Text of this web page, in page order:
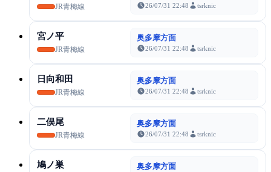
JR青梅線 26/07/31 22:48 tsrknic
宮ノ平
JR青梅線
奥多摩方面
26/07/31 22:48 tsrknic
日向和田
JR青梅線
奥多摩方面
26/07/31 22:48 tsrknic
二俣尾
JR青梅線
奥多摩方面
26/07/31 22:48 tsrknic
鳩ノ巣 奥多摩方面